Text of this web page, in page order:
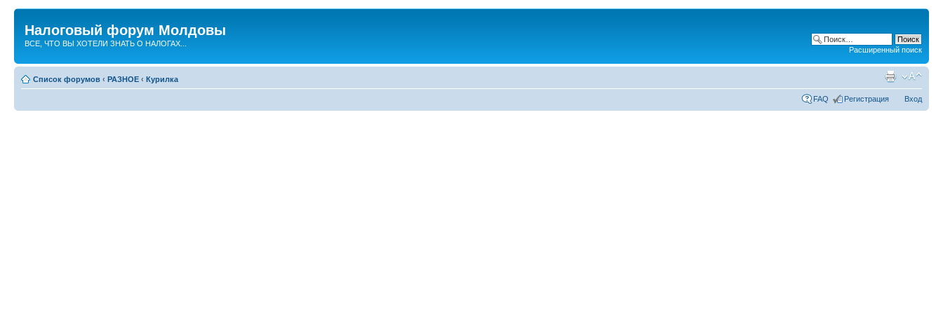
Налоговый форум Молдовы
ВСЕ, ЧТО ВЫ ХОТЕЛИ ЗНАТЬ О НАЛОГАХ...
Расширенный поиск
Список форумов ‹ РАЗНОЕ ‹ Курилка
FAQ Регистрация Вход